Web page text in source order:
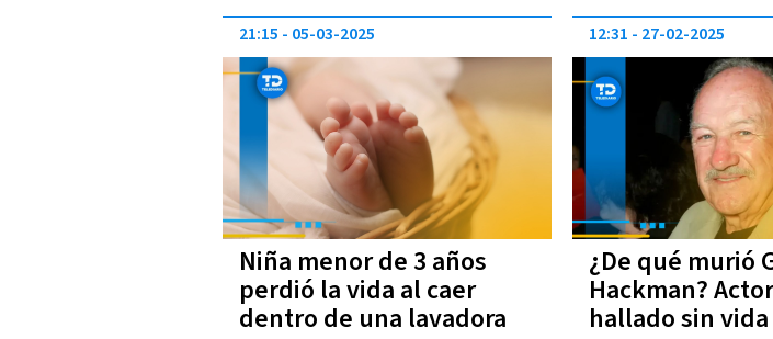
Niña menor de 3 años
perdió la vida al caer
dentro de una lavadora
21:15 05-03-2025
¿De qué murió
Hackman?
hallado sin
12:31 27-02-2025